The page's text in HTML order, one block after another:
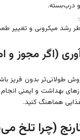
درب‌بسته.
رشد میکروبی و تغییر
بدون فریز
بهداشت و ایمنی
هماهنگ کنید.